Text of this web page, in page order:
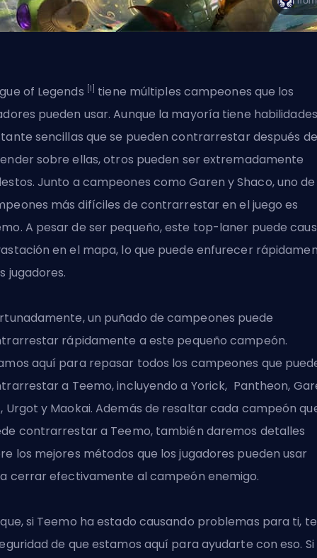
of Legends [1] tiene múltiples campeones que los
pueden usar. Aunque la mayoría tiene habilidades
sencillas que se pueden contrarrestar después de
sobre ellas, otros pueden ser extremadamente
Junto a campeones como Garen y Shaco, uno
más difíciles de contrarrestar en el juego es
A pesar de ser pequeño, este top-laner puede
en el mapa, lo que puede enfurecer
jugadores.
un puñado de campeones puede
rápidamente a este pequeño campeón.
aquí para repasar todos los campeones que
a Teemo, incluyendo a Yorick, Pantheon,
Urgot y Maokai. Además de resaltar cada campeón
contrarrestar a Teemo, también daremos detalles
los mejores métodos que los jugadores pueden usar
cerrar efectivamente al campeón enemigo.
si Teemo ha estado causando problemas para ti,
de que estamos aquí para ayudarte con eso. Si